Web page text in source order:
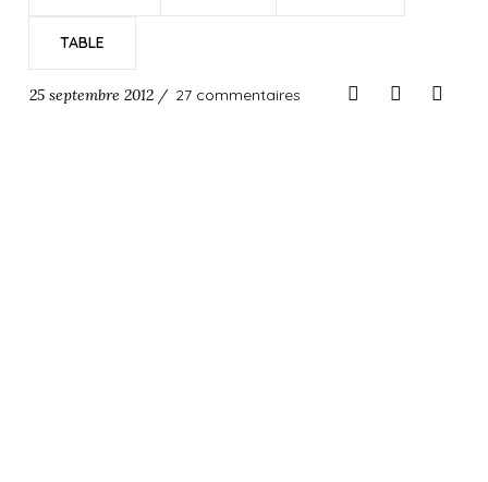
TABLE
25 septembre 2012 / 27 commentaires